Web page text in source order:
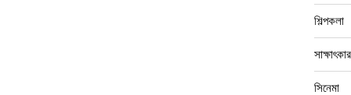
শিল্পকলা
সাক্ষাৎকার
সিনেমা